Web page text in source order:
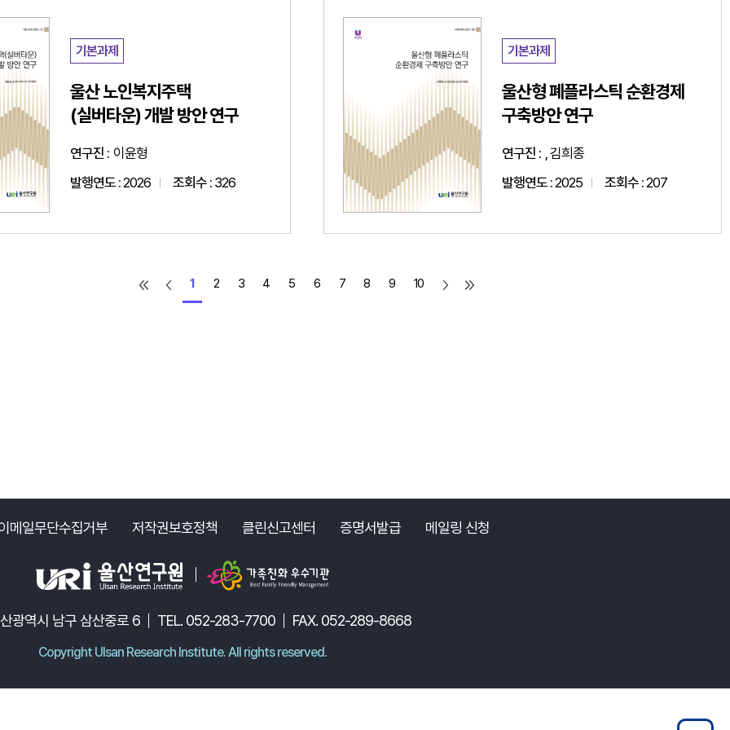
기본과제
울산 노인복지주택
(실버타운) 개발 방안 연구
연구진 : 이윤형
발행연도 :2026 조회수 : 326
기본과제
울산형 폐플라스틱 순환경제
구축방안 연구
연구진 : , 김희종
발행연도 :2025 조회수 :207
1 2 3 4 5 6 7 8 9 10
메일무단수집거부 저작권보호정책 클린신고센터 증명서발급 메일링 신청
광역시 남구 삼산중로 6 TEL. 052-283-7700 FAX. 052-289-8668
Copyright Ulsan Research Institute. All rights reserved.